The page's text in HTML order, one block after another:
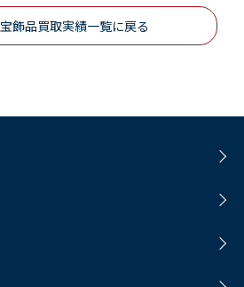
飾品買取実績一覧に戻る